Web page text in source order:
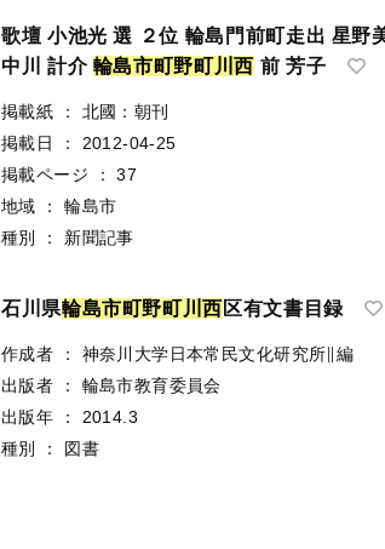
歌壇 小池光 選 ２位 輪島門前町走出 星野
中川 計介 輪島市町野町川西 前 芳子
掲載紙 ：
北國：朝刊
掲載日
：
2012-04-25
掲載ページ
：
37
地域
：
輪島市
種別
： 新聞記事
石川県輪島市町野町川西 区有文書目録
作成者 ：
神奈川大学日本常民文化研究所∥編
出版者
：
輪島市教育委員会
出版年
：
2014.3
種別
： 図書